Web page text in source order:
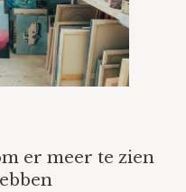
er meer te zien